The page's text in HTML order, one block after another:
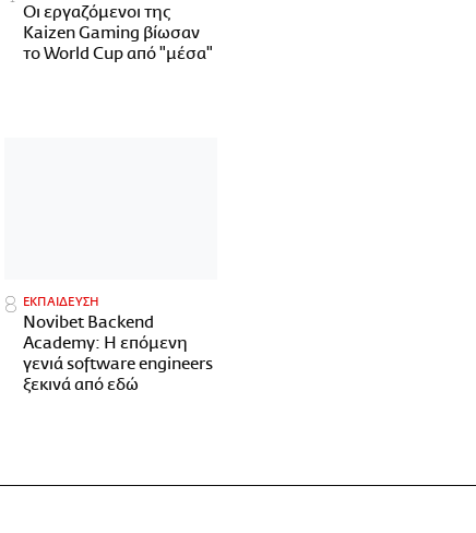
Οι εργαζόμενοι της
Kaizen Gaming βίωσαν
το World Cup από "μέσα"
ΕΚΠΑΙΔΕΥΣΗ
Novibet Backend
Academy: Η επόμενη
γενιά software engineers
ξεκινά από εδώ